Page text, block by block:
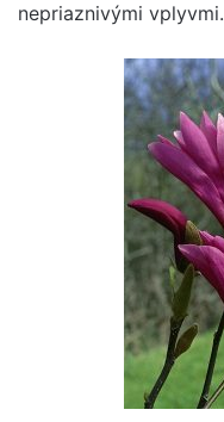
nepriaznivými vplyvmi.